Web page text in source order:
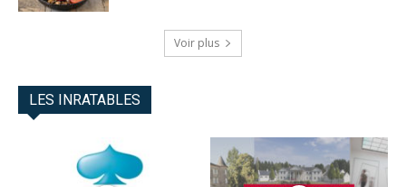
Voir plus
LES INRATABLES